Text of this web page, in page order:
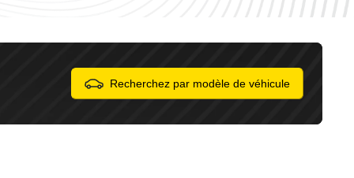
Recherchez par modèle de véhicule